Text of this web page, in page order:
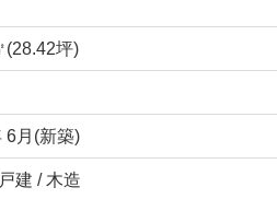
(28.42坪)
6月(新築)
建 / 木造